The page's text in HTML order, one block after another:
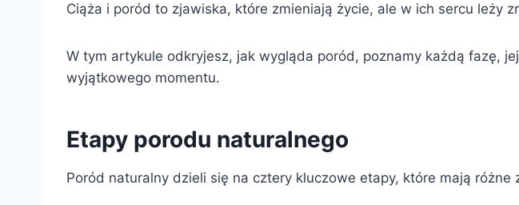
Ciąża i poród to zjawiska, które zmieniają życie, ale w ich sercu leży
W tym artykule odkryjesz, jak wygląda poród, poznamy każdą fazę,
wyjątkowego momentu.
Etapy porodu naturalnego
Poród naturalny dzieli się na cztery kluczowe etapy, które mają różne